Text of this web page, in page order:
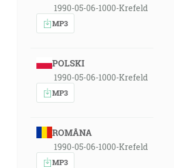
1990-05-06-1000-Krefeld
MP3
POLSKI
1990-05-06-1000-Krefeld
MP3
ROMÂNA
1990-05-06-1000-Krefeld
MP3